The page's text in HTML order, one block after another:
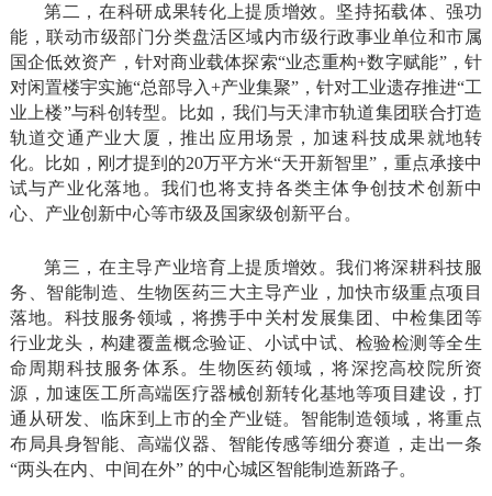
第二，在科研成果转化上提质增效。坚持拓载体、强功
能，联动市级部门分类盘活区域内市级行政事业单位和市属
国企低效资产，针对商业载体探索“业态重构+数字赋能”，针
对闲置楼宇实施“总部导入+产业集聚”，针对工业遗存推进“工
业上楼”与科创转型。比如，我们与天津市轨道集团联合打造
轨道交通产业大厦，推出应用场景，加速科技成果就地转
化。比如，刚才提到的20万平方米“天开新智里”，重点承接中
试与产业化落地。我们也将支持各类主体争创技术创新中
心、产业创新中心等市级及国家级创新平台。
第三，在主导产业培育上提质增效。我们将深耕科技服
务、智能制造、生物医药三大主导产业，加快市级重点项目
落地。科技服务领域，将携手中关村发展集团、中检集团等
行业龙头，构建覆盖概念验证、小试中试、检验检测等全生
命周期科技服务体系。生物医药领域，将深挖高校院所资
源，加速医工所高端医疗器械创新转化基地等项目建设，打
通从研发、临床到上市的全产业链。智能制造领域，将重点
布局具身智能、高端仪器、智能传感等细分赛道，走出一条
“两头在内、中间在外” 的中心城区智能制造新路子。